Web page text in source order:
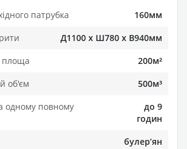
патрубка
160мм
Д1100 х Ш780 х В940мм
площа
200м²
об'єм
500м³
одному повному
до 9
годин
булерʼян